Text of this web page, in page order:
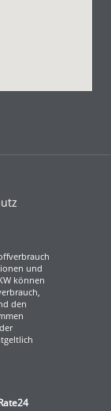
und
können
den